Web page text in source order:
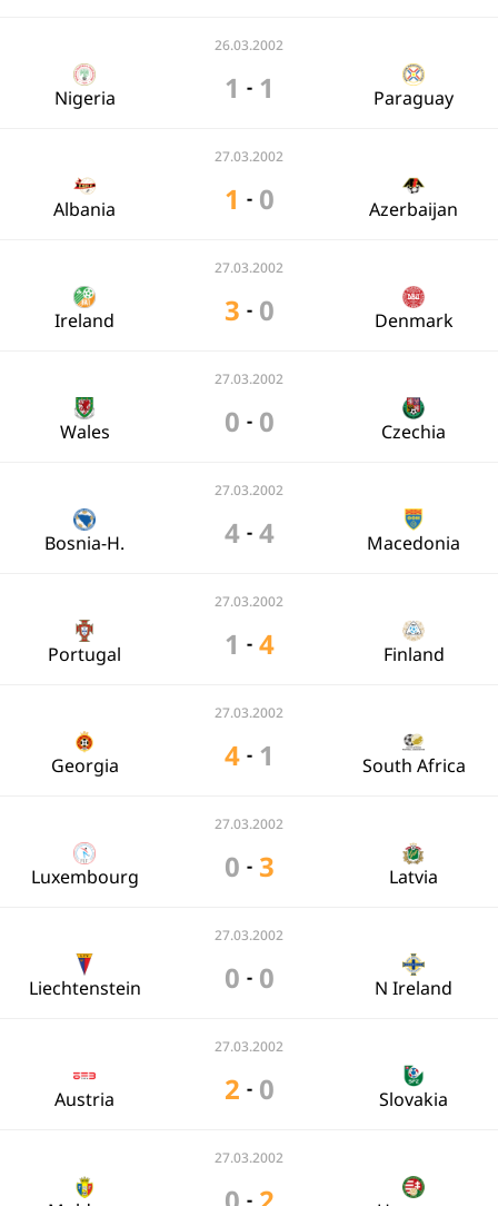
26.03.2002
Nigeria 1 - 1 Paraguay
27.03.2002
Albania 1 - 0 Azerbaijan
27.03.2002
Ireland 3 - 0 Denmark
27.03.2002
Wales 0 - 0 Czechia
27.03.2002
Bosnia-H. 4 - 4 Macedonia
27.03.2002
Portugal 1 - 4 Finland
27.03.2002
Georgia 4 - 1 South Africa
27.03.2002
Luxembourg 0 - 3 Latvia
27.03.2002
Liechtenstein 0 - 0 N Ireland
27.03.2002
Austria 2 - 0 Slovakia
27.03.2002
-